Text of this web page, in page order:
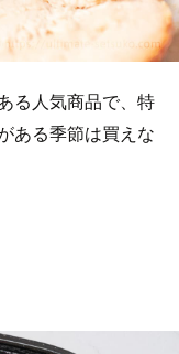
る人気商品で、特
ある季節は買えな